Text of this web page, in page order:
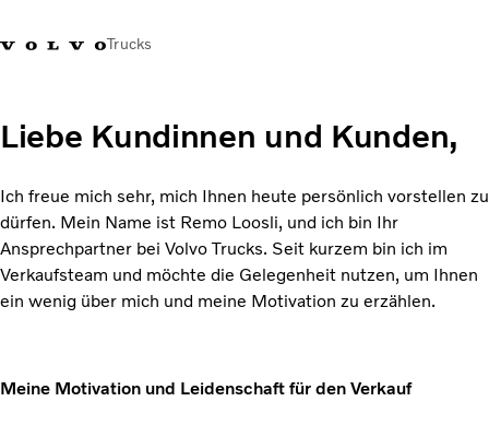
Trucks
Lkw
Elektro
Konfigurator
Dienstleistungen
Karriere
News
Liebe Kundinnen und Kunden,
Ich freue mich sehr, mich Ihnen heute persönlich vorstellen zu
dürfen. Mein Name ist Remo Loosli, und ich bin Ihr
Ansprechpartner bei Volvo Trucks. Seit kurzem bin ich im
Verkaufsteam und möchte die Gelegenheit nutzen, um Ihnen
ein wenig über mich und meine Motivation zu erzählen.
Meine Motivation und Leidenschaft für den Verkauf